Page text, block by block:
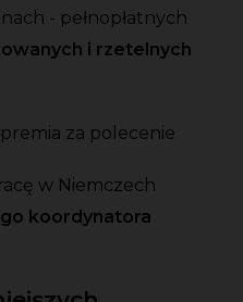
- pełnopłatnych
i rzetelnych
za polecenie
w Niemczech
koordynatora